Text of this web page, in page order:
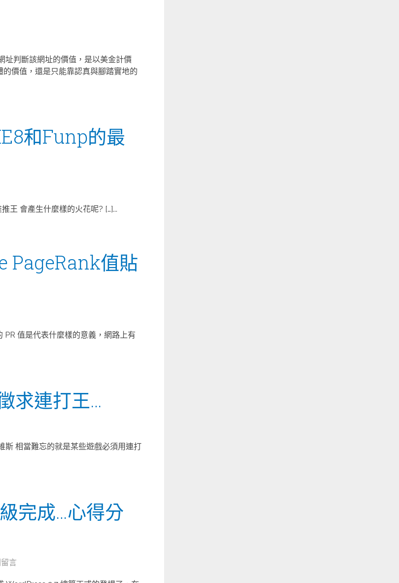
址判斷該網址的價值，是以美金計價
價值，還是只能靠認真與腳踏實地的
和Funp的最
王 會產生什麼樣的火花呢? […]...
PageRank值貼
值是代表什麼樣的意義，網路上有
求連打王…
斯 相當難忘的就是某些遊戲必須用連打
完成…心得分
言